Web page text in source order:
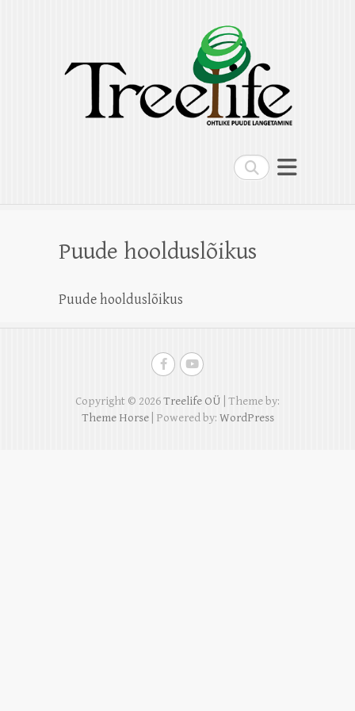
Search
Treelife OÜ
Ohtlike puude langetamine, puude
hoolduslõikus, kändude freesimine,
Puude hoolduslõikus
Puude hoolduslõikus
Copyright © 2026Treelife OÜ | Theme by:
Theme Horse| Powered by: WordPress